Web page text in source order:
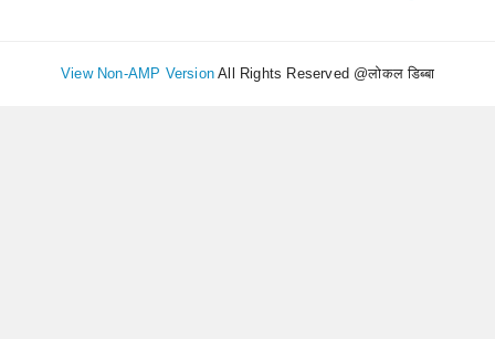
View Non-AMP Version All Rights Reserved @लोकल डिब्बा